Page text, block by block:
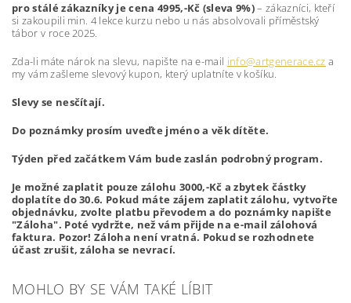
pro stálé zákazníky je cena 4995,-Kč (sleva 9%)– zákazníci, kteří
si zakoupili min. 4 lekce kurzu nebo u nás absolvovali příměstský
tábor v roce 2025.
Zda-li máte nárok na slevu, napište na e-mail info@artgenerace.cz a
my vám zašleme slevový kupon, který uplatníte v košíku.
Slevy se nesčítají.
Do poznámky prosím uveďte jméno a věk dítěte.
Týden před začátkem Vám bude zaslán podrobný program.
Je možné zaplatit pouze zálohu 3000,-Kč a zbytek částky
doplatíte do 30.6. Pokud máte zájem zaplatit zálohu, vytvořte
objednávku, zvolte platbu převodem a do poznámky napište
"Záloha". Poté vydržte, než vám přijde na e-mail zálohová
faktura. Pozor! Záloha není vratná. Pokud se rozhodnete
účast zrušit, záloha se nevrací.
MOHLO BY SE VÁM TAKÉ LÍBIT